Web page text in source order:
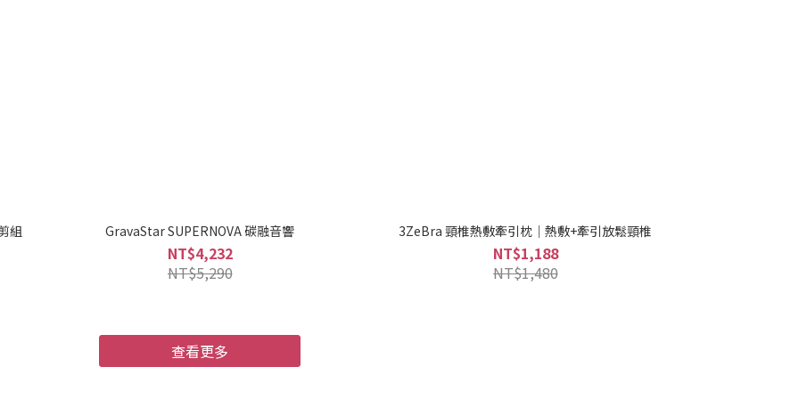
組 GravaStar SUPERNOVA 碳融音響
NT$4,232
NT$5,290
3ZeBra 頸椎熱敷牽引枕｜熱敷+牽引放鬆頸椎
NT$1,188
NT$1,480
查看更多